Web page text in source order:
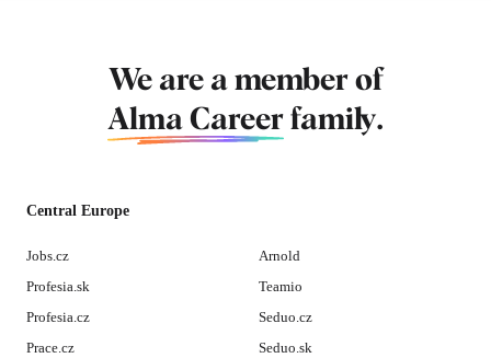
We are a member of
Alma Career family.
Central Europe
Jobs.cz
Profesia.sk
Profesia.cz
Prace.cz
Arnold
Teamio
Seduo.cz
Seduo.sk